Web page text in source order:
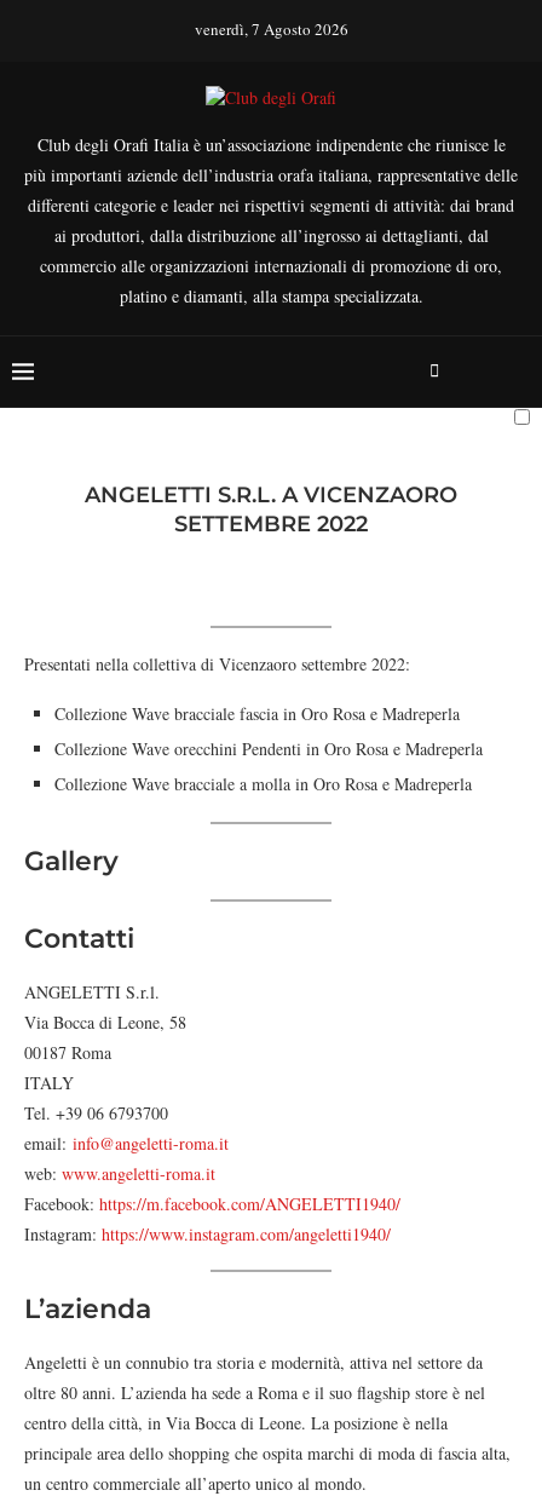
venerdì, 7 Agosto 2026
Club degli Orafi Italia è un’associazione indipendente che riunisce le
più importanti aziende dell’industria orafa italiana, rappresentative delle
differenti categorie e leader nei rispettivi segmenti di attività: dai brand
ai produttori, dalla distribuzione all’ingrosso ai dettaglianti, dal
commercio alle organizzazioni internazionali di promozione di oro,
platino e diamanti, alla stampa specializzata.
ANGELETTI S.R.L. A VICENZAORO
SETTEMBRE 2022
Presentati nella collettiva di Vicenzaoro settembre 2022:
Collezione Wave bracciale fascia in Oro Rosa e Madreperla
Collezione Wave orecchini Pendenti in Oro Rosa e Madreperla
Collezione Wave bracciale a molla in Oro Rosa e Madreperla
Gallery
Contatti
ANGELETTI S.r.l.
Via Bocca di Leone, 58
00187 Roma
ITALY
Tel. +39 06 6793700
email: info@angeletti-roma.it
web: www.angeletti-roma.it
Facebook: https://m.facebook.com/ANGELETTI1940/
Instagram: https://www.instagram.com/angeletti1940/
L’azienda
Angeletti è un connubio tra storia e modernità, attiva nel settore da
oltre 80 anni. L’azienda ha sede a Roma e il suo flagship store è nel
centro della città, in Via Bocca di Leone. La posizione è nella
principale area dello shopping che ospita marchi di moda di fascia alta,
un centro commerciale all’aperto unico al mondo.